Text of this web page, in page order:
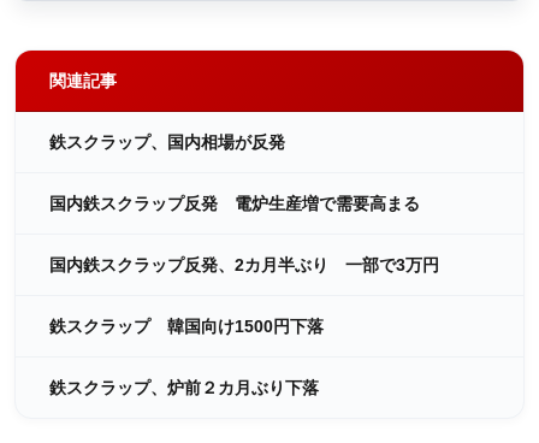
関連記事
鉄スクラップ、国内相場が反発
国内鉄スクラップ反発 電炉生産増で需要高まる
国内鉄スクラップ反発、2カ月半ぶり 一部で3万円
鉄スクラップ 韓国向け1500円下落
鉄スクラップ、炉前２カ月ぶり下落